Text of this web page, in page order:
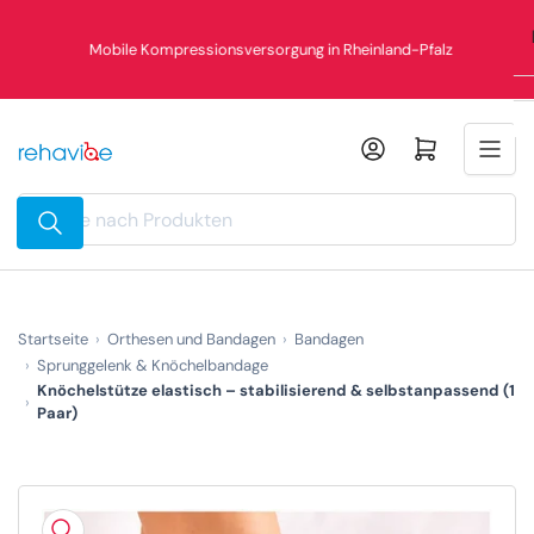
Mobile Kompressionsversorgung in Rheinland-Pfalz
Suche
nach
Produkten
Mini-Warenkorb öffnen
Startseite Orthesen und Bandagen
Bandagen
Sprunggelenk & Knöchelbandage
Knöchelstütze elastisch – stabilisierend & selbstanpassend (1
Paar)
Produktinformationen